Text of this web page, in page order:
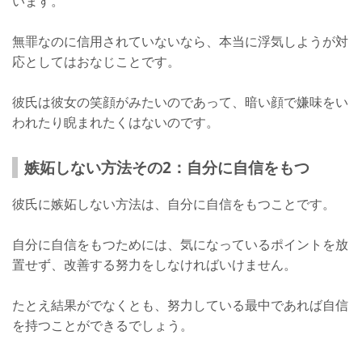
無罪なのに信用されていないなら、本当に浮気しようが対
応としてはおなじことです。
彼氏は彼女の笑顔がみたいのであって、暗い顔で嫌味をい
われたり睨まれたくはないのです。
嫉妬しない方法その2：自分に自信をもつ
彼氏に嫉妬しない方法は、自分に自信をもつことです。
自分に自信をもつためには、気になっているポイントを放
置せず、改善する努力をしなければいけません。
たとえ結果がでなくとも、努力している最中であれば自信
を持つことができるでしょう。